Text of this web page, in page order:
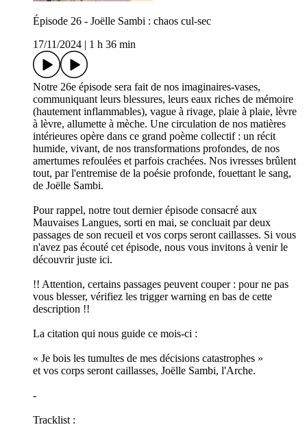
Épisode 26 - Joëlle Sambi : chaos cul-sec
17/11/2024
1 h 36 min
Notre 26e épisode sera fait de nos imaginaires-vases,
communiquant leurs blessures, leurs eaux riches de mémoire
(hautement inflammables), vague à rivage, plaie à plaie, lèvre
à lèvre, allumette à mèche. Une circulation de nos matières
intérieures opère dans ce grand poème collectif : un récit
humide, vivant, de nos transformations profondes, de nos
amertumes refoulées et parfois crachées. Nos ivresses brûlent
tout, par l'entremise de la poésie profonde, fouettant le sang,
de Joëlle Sambi.
Pour rappel, notre tout dernier épisode consacré aux
Mauvaises Langues, sorti en mai, se concluait par deux
passages de son recueil et vos corps seront caillasses. Si vous
n'avez pas écouté cet épisode, nous vous invitons à venir le
découvrir juste ici.
!! Attention, certains passages peuvent couper : pour ne pas
vous blesser, vérifiez les trigger warning en bas de cette
description !!
La citation qui nous guide ce mois-ci :
« Je bois les tumultes de mes décisions catastrophes »
et vos corps seront caillasses, Joëlle Sambi, l'Arche.
-
Tracklist :